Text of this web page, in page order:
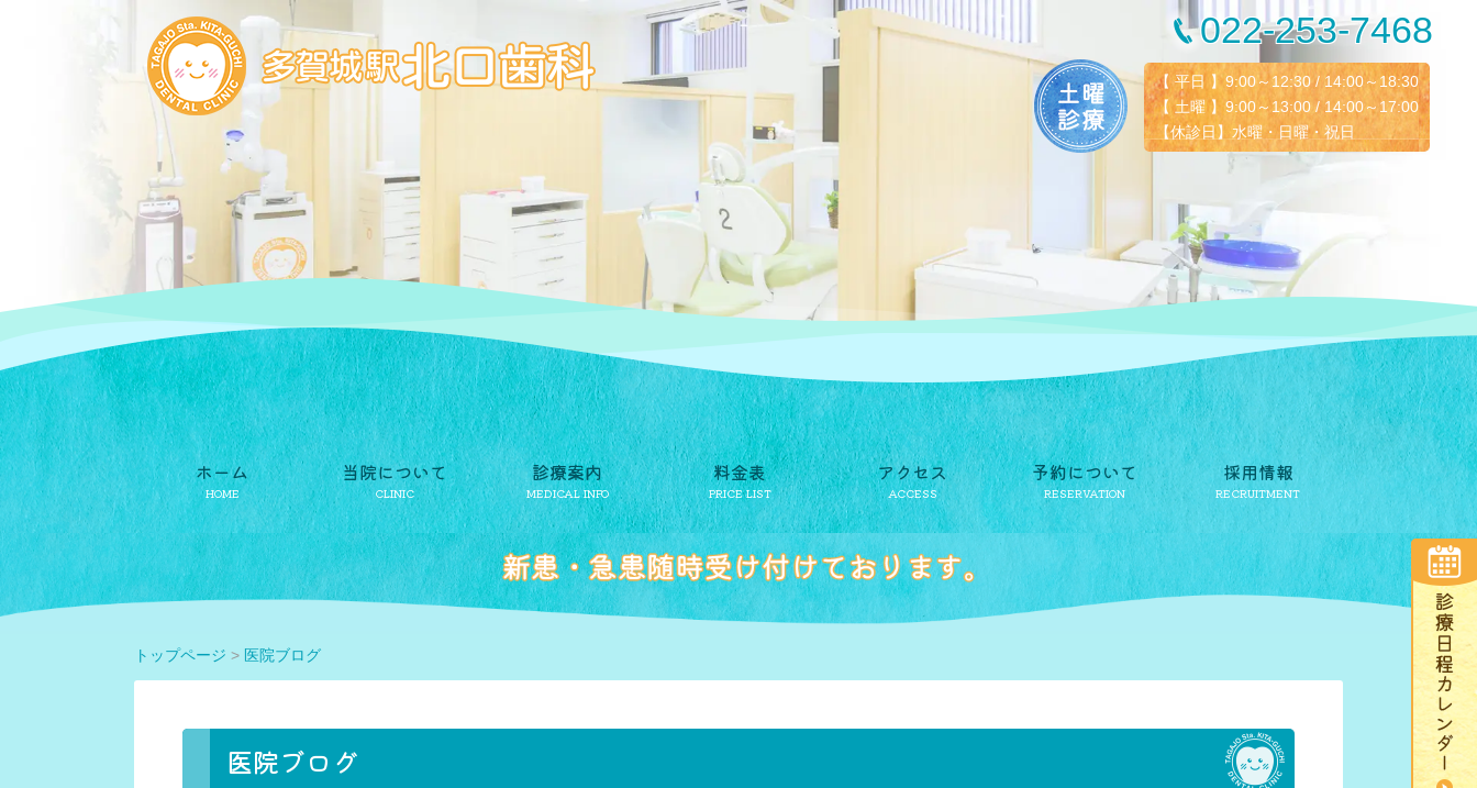
022-253-7468
【 平日 】9:00～12:30 / 14:00～18:30
【 土曜 】9:00～13:00 / 14:00～17:00
【休診日】水曜・日曜・祝日
ホーム 当院について 診療案内 料金表 アクセス 予約について 採用情報
トップページ > 医院ブログ
医院ブログ